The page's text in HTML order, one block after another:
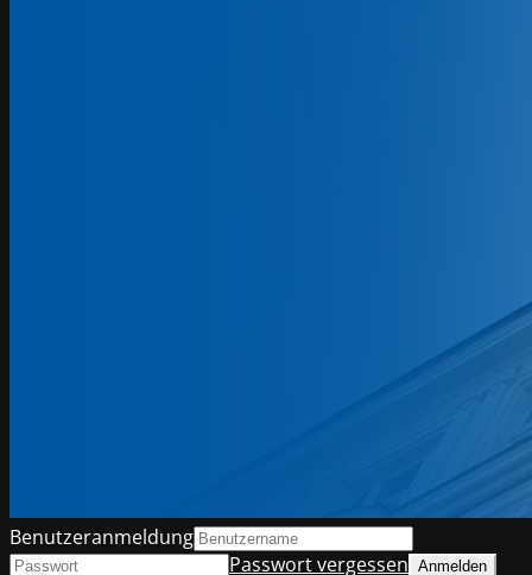
Benutzeranmeldung
Passwort vergessen